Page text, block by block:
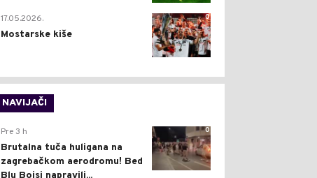
0
17.05.2026.
Mostarske kiše
NAVIJAČI
0
Pre 3 h
Brutalna tuča huligana na
zagrebačkom aerodromu! Bed
Blu Bojsi napravili...